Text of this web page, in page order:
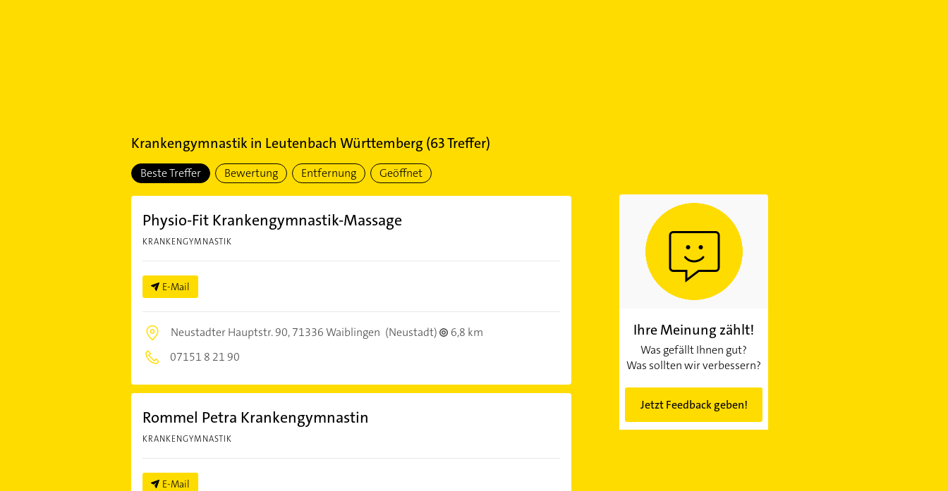
Krankengymnastikin Leutenbach Württemberg (63Treffer)
Beste Treffer Bewertung Entfernung Geöffnet
Physio-Fit Krankengymnastik-Massage
KRANKENGYMNASTIK
E-Mail
Neustadter Hauptstr. 90,71336 Waiblingen (Neustadt)
6,8 km
07151 8 21 90
Rommel Petra Krankengymnastin
KRANKENGYMNASTIK
E-Mail
Ihre Meinung zählt!
Was gefällt Ihnen gut?
Was sollten wir verbessern?
Jetzt Feedback geben!